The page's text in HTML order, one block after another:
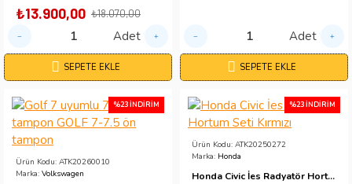
₺13.900,00 ₺18.070,00
Adet
SEPETE EKLE
Adet
SEPETE EKLE
%23 İNDIRIM
Ürün Kodu: ATK20260010
Marka: Volkswagen
%23 İNDIRIM
Ürün Kodu: ATK20250272
Marka: Honda
Honda Civic İes Radyatör Hortum Seti Kırmızı